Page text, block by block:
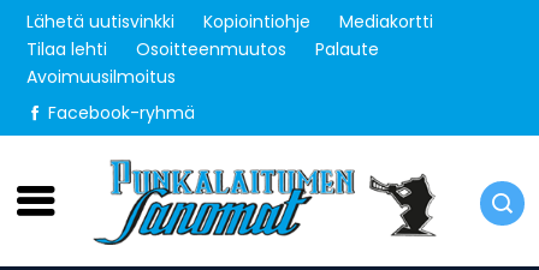
Lähetä uutisvinkki Kopiointiohje
Mediakortti
Tilaa lehti
Osoitteenmuutos
Palaute
Avoimuusilmoitus
Facebook-ryhmä